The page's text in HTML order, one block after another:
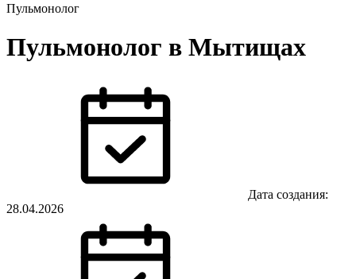
Пульмонолог
Пульмонолог в Мытищах
Дата создания:
28.04.2026